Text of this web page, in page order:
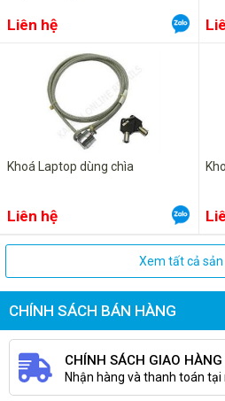
Liên hệ
Khoá Laptop dùng chìa
Liên hệ
Xem tất cả
CHÍNH SÁCH BÁN HÀNG
CHÍNH SÁCH GIAO HÀNG
Nhận hàng và thanh toán tại